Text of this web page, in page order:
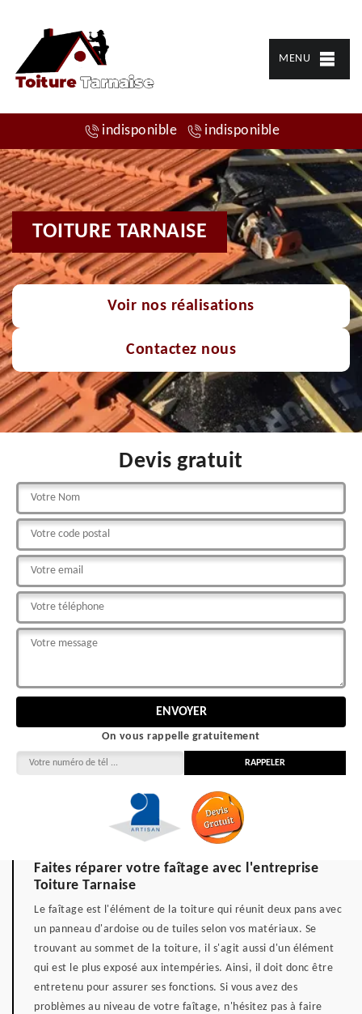
MENU
indisponible indisponible
TOITURE TARNAISE
Voir nos réalisations
Contactez nous
Devis gratuit
On vous rappelle gratuitement
Faites réparer votre faîtage avec l'entreprise
Toiture Tarnaise
Le faîtage est l'élément de la toiture qui réunit deux pans avec
un panneau d'ardoise ou de tuiles selon vos matériaux. Se
trouvant au sommet de la toiture, il s'agit aussi d'un élément
qui est le plus exposé aux intempéries. Ainsi, il doit donc être
entretenu pour assurer ses fonctions. Si vous avez des
problèmes au niveau de votre faîtage, n'hésitez pas à faire